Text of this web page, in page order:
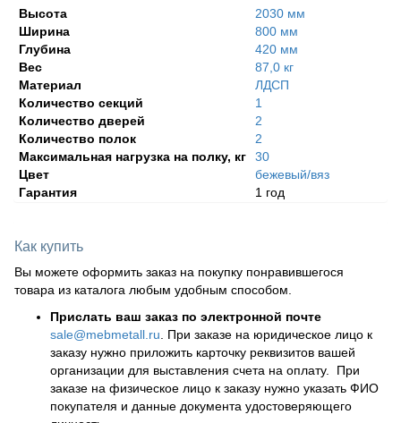
Высота
2030 мм
Ширина
800 мм
Глубина
420 мм
Вес
87,0 кг
Материал
ЛДСП
Количество секций
1
Количество дверей
2
Количество полок
2
Максимальная нагрузка на полку, кг
30
Цвет
бежевый/вяз
Гарантия
1 год
Как купить
Вы можете оформить заказ на покупку понравившегося
товара из каталога любым удобным способом.
Прислать ваш заказ по электронной почте
sale@mebmetall.ru . При заказе на юридическое лицо к
заказу нужно приложить карточку реквизитов вашей
организации для выставления счета на оплату. При
заказе на физическое лицо к заказу нужно указать ФИО
покупателя и данные документа удостоверяющего